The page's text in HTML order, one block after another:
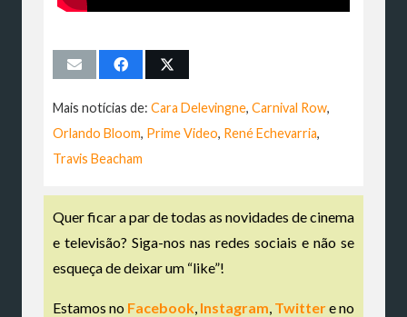
Mais notícias de: Cara Delevingne, Carnival Row,
Orlando Bloom, Prime Video, René Echevarria,
Travis Beacham
Quer ficar a par de todas as novidades de cinema
e televisão? Siga-nos nas redes sociais e não se
esqueça de deixar um “like”!
Estamos no Facebook Instagram Twittere no